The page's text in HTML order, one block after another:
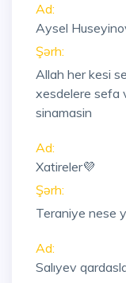
Ad:
Aysel
Şərh:
Allah her kesi
xesdelere sefa
sinamasin
Ad:
Xatireler💜
Şərh:
Teraniye nese
Ad:
Salıyev